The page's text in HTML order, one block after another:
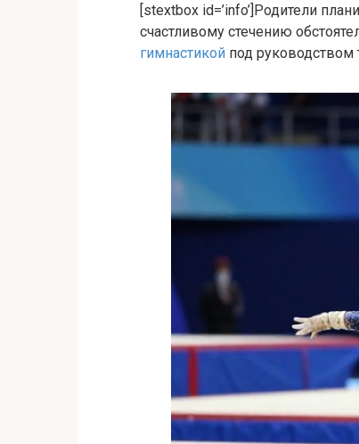
[stextbox id=’info’]Родители
счастливому стечению
гимнастикой под руководством